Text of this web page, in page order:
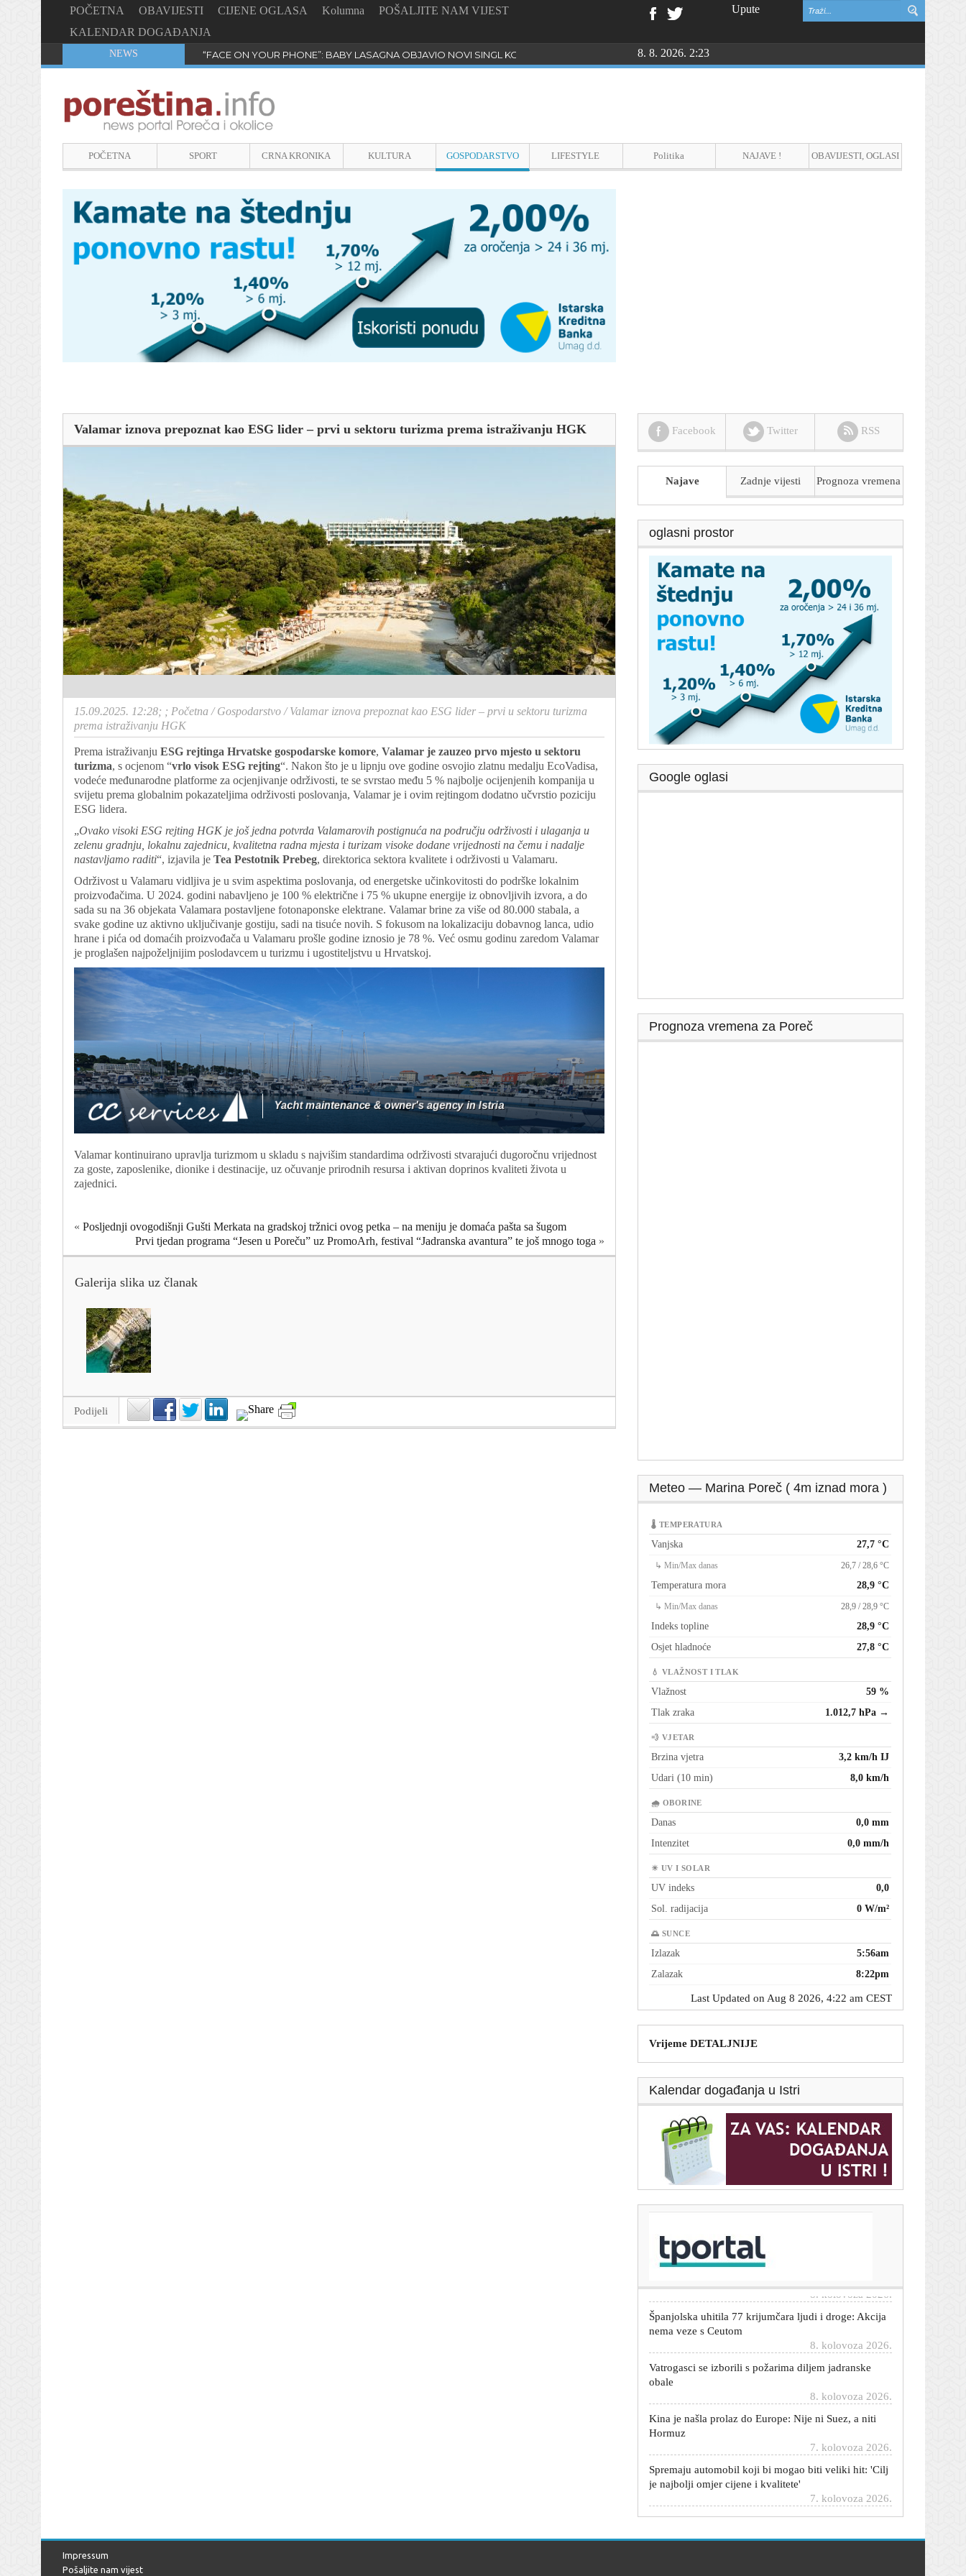
POČETNA OBAVIJESTI CIJENE OGLASA Kolumna
POŠALJITE NAM VIJEST
KALENDAR DOGAĐANJA
Upute
NEWS “FACE ON YOUR PHONE”: BABY LASAGNA OBJAVIO NOVI SINGL KOJI PROGOVARA O BULLYINGU8. 8. 2026. 2:23
POČETNA SPORT CRNA KRONIKA KULTURA GOSPODARSTVO LIFESTYLE Politika NAJAVE ! OBAVIJESTI, OGLASI
Valamar iznova prepoznat kao ESG lider – prvi u sektoru turizma prema istraživanju HGK
15.09.2025. 12:28; ; Početna /Gospodarstvo /Valamar iznova prepoznat kao ESG lider – prvi u sektoru turizma
prema istraživanju HGK
Prema istraživanju ESG rejtinga Hrvatske gospodarske komore, Valamar je zauzeo prvo mjesto u sektoru
turizma, s ocjenom “vrlo visok ESG rejting“. Nakon što je u lipnju ove godine osvojio zlatnu medalju EcoVadisa,
vodeće međunarodne platforme za ocjenjivanje održivosti, te se svrstao među 5 % najbolje ocijenjenih kompanija u
svijetu prema globalnim pokazateljima održivosti poslovanja, Valamar je i ovim rejtingom dodatno učvrstio poziciju
ESG lidera.
„Ovako visoki ESG rejting HGK je još jedna potvrda Valamarovih postignuća na području održivosti i ulaganja u
zelenu gradnju, lokalnu zajednicu, kvalitetna radna mjesta i turizam visoke dodane vrijednosti na čemu i nadalje
nastavljamo raditi“, izjavila je Tea Pestotnik Prebeg, direktorica sektora kvalitete i održivosti u Valamaru.
Održivost u Valamaru vidljiva je u svim aspektima poslovanja, od energetske učinkovitosti do podrške lokalnim
proizvođačima. U 2024. godini nabavljeno je 100 % električne i 75 % ukupne energije iz obnovljivih izvora, a do
sada su na 36 objekata Valamara postavljene fotonaponske elektrane. Valamar brine za više od 80.000 stabala, a
svake godine uz aktivno uključivanje gostiju, sadi na tisuće novih. S fokusom na lokalizaciju dobavnog lanca, udio
hrane i pića od domaćih proizvođača u Valamaru prošle godine iznosio je 78 %. Već osmu godinu zaredom Valamar
je proglašen najpoželjnijim poslodavcem u turizmu i ugostiteljstvu u Hrvatskoj.
Valamar kontinuirano upravlja turizmom u skladu s najvišim standardima održivosti stvarajući dugoročnu vrijednost
za goste, zaposlenike, dionike i destinacije, uz očuvanje prirodnih resursa i aktivan doprinos kvaliteti života u
zajednici.
« Posljednji ovogodišnji Gušti Merkata na gradskoj tržnici ovog petka – na meniju je domaća pašta sa šugom
Prvi tjedan programa “Jesen u Poreču” uz PromoArh, festival “Jadranska avantura” te još mnogo toga »
Galerija slika uz članak
Podijeli
Facebook Twitter RSS
Najave Zadnje vijesti Prognoza vremena
oglasni prostor
Google oglasi
Prognoza vremena za Poreč
Meteo — Marina Poreč ( 4m iznad mora )
🌡 TEMPERATURA
Vanjska 27,7 °C
↳ Min/Max danas 26,7 / 28,6 °C
Temperatura mora 28,9 °C
↳ Min/Max danas 28,9 / 28,9 °C
Indeks topline
28,9 °C
Osjet hladnoće
27,8 °C
💧 VLAŽNOST I TLAK
Vlažnost
59 %
Tlak zraka
1.012,7 hPa →
💨 VJETAR
Brzina vjetra
3,2 km/h IJ
Udari (10 min)
8,0 km/h
🌧 OBORINE
Danas
0,0 mm
Intenzitet
0,0 mm/h
☀ UV I SOLAR
UV indeks
0,0
Sol. radijacija
0 W/m²
🌅 SUNCE
Izlazak
5:56am
Zalazak
8:22pm
Last Updated on Aug 8 2026, 4:22 am CEST
Vrijeme DETALJNIJE
Kalendar događanja u Istri
Sud: Trump ne smije graditi plesnu dvoranu u Bijeloj
kući; Trump: Poništite odluku
Španjolska uhitila 77 krijumčara ljudi i droge: Akcija
nema veze s Ceutom
Vatrogasci se izborili s požarima diljem jadranske
obale
Kina je našla prolaz do Europe: Nije ni Suez, a niti
Hormuz
Spremaju automobil koji bi mogao biti veliki hit: 'Cilj
je najbolji omjer cijene i kvalitete'
Stručnjak izdvojio pet 'vječnih' automobila koje
možete kupiti za manje od 20.000 eura
Impressum
Pošaljite nam vijest